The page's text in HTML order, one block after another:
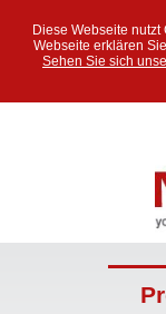
Diese Webseite
Webseite erklären
Sehen Sie sich